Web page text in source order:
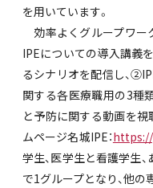
を用いています。
効率よくグループワー
IPEについての導入講義
るシナリオを配信し、
関する各医療職用の3種
と予防に関する動画を視
ムページ名城IPE：
学生、医学生と看護学生
で1グループとなり、他